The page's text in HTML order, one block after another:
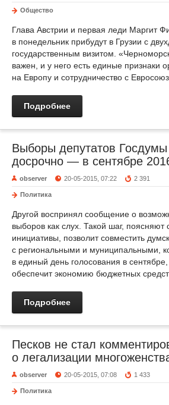
Общество
Глава Австрии и первая леди Маргит
в понедельник прибудут в Грузии с
государственным визитом.
важен, и у него есть единые признаки
на Европу и сотрудничество с
Подробнее
Выборы депутатов Госдумы
досрочно — в сентябре
observer 20-05-2015, 07:22 2 391
Политика
Другой воспринял сообщение о
выборов как слух. Такой шаг, поясняют
инициативы, позволит совместить
с региональными и муниципальными,
в единый день голосования в
обеспечит экономию бюджетных
Подробнее
Песков не стал
о легализации
observer 20-05-2015, 07:08 1 433
Политика